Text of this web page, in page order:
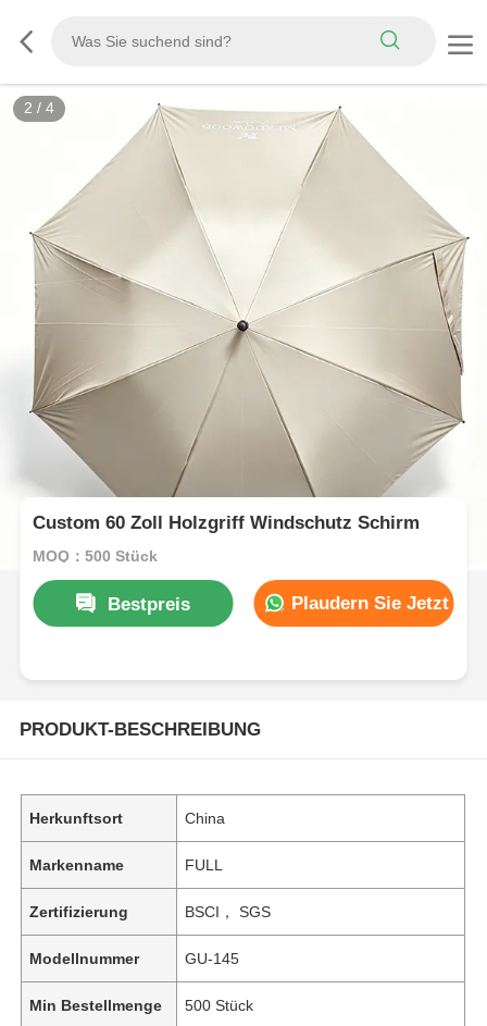
2 / 4
Custom 60 Zoll Holzgriff Windschutz Schirm
MOQ：500 Stück
Bestpreis Plaudern Sie Jetzt
PRODUKT-BESCHREIBUNG
Herkunftsort China
Markenname FULL
Zertifizierung BSCI， SGS
Modellnummer GU-145
Min Bestellmenge 500 Stück